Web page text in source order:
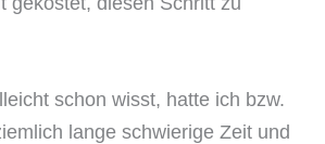
schon wisst, hatte ich bzw.
lange schwierige Zeit und